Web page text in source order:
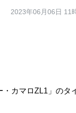
2023年06月06日 11
カマロZL1」のタ